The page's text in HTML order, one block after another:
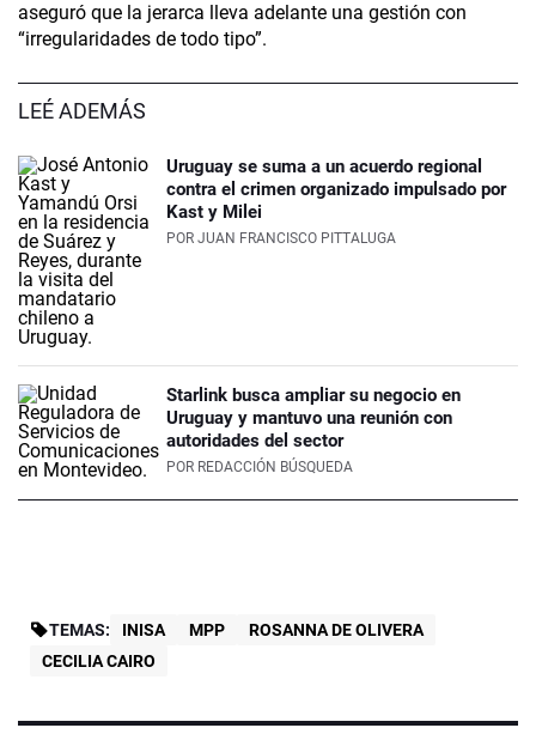
aseguró que la jerarca lleva adelante una gestión con
“irregularidades de todo tipo”.
LEÉ ADEMÁS
Uruguay se suma a un acuerdo regional
contra el crimen organizado impulsado por
Kast y Milei
POR JUAN FRANCISCO PITTALUGA
Starlink busca ampliar su negocio en
Uruguay y mantuvo una reunión con
autoridades del sector
POR REDACCIÓN BÚSQUEDA
TEMAS: INISA MPP
ROSANNA DE OLIVERA
CECILIA CAIRO